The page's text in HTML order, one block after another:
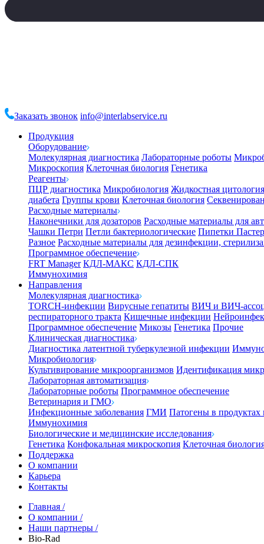
Заказать звонок info@interlabservice.ru
Продукция
Оборудование
Молекулярная диагностика Лабораторные роботы
Микроскопия Клеточная биология Генетика
Реагенты
ПЦР диагностика Микробиология Жидкостная цитология
диабета Группы крови Клеточная биология
Расходные материалы
Наконечники для дозаторов Расходные материалы для
Чашки Петри Петли бактериологические Пипетки
Разное Расходные материалы для дезинфекции,
Программное обеспечение
FRT Manager КДЛ-МАКС КДЛ-СПК
Иммунохимия
Направления
Молекулярная диагностика
TORCH-инфекции Вирусные гепатиты ВИЧ и ВИЧ-
респираторного тракта Кишечные инфекции
Программное обеспечение Микозы Генетика Прочие
Клиническая диагностика
Диагностика латентной туберкулезной инфекции
Микробиология
Культивирование микроорганизмов Идентификация
Лабораторная автоматизация
Лабораторные роботы Программное обеспечение
Ветеринария и ГМО
Инфекционные заболевания ГМИ Патогены в продуктах
Иммунохимия
Биологические и медицинские исследования
Генетика Конфокальная микроскопия Клеточная
Поддержка
О компании
Карьера
Контакты
Главная /
О компании /
Наши партнеры /
Bio-Rad